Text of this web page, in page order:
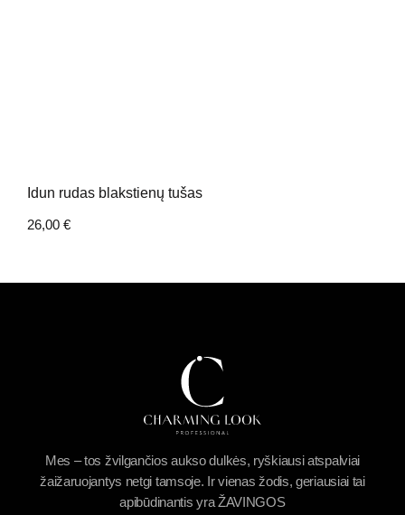
Idun rudas blakstienų tušas
26,00 €
Mes – tos žvilgančios aukso dulkės, ryškiausi atspalviai
žaižaruojantys netgi tamsoje. Ir vienas žodis, geriausiai tai
apibūdinantis yra ŽAVINGOS